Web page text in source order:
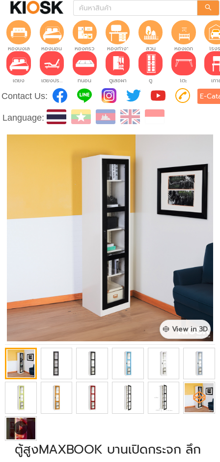
ห้องนั่งเล่น ห้องนอน ห้องครัว ห้องทำงาน สวน ห้องเด็ก โรง
เตียง เตียงปรับระดับ ที่นอน ตู้เสื้อผ้า ตู้ โต๊ะ เก้
Contact Us: E-
Language:
View in 3D
ตู้สูงMAXBOOK บานเปิดกระจก ลึก